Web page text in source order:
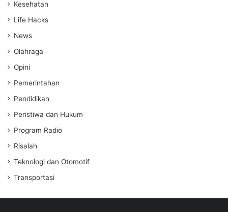
Kesehatan
Life Hacks
News
Olahraga
Opini
Pemerintahan
Pendidikan
Peristiwa dan Hukum
Program Radio
Risalah
Teknologi dan Otomotif
Transportasi